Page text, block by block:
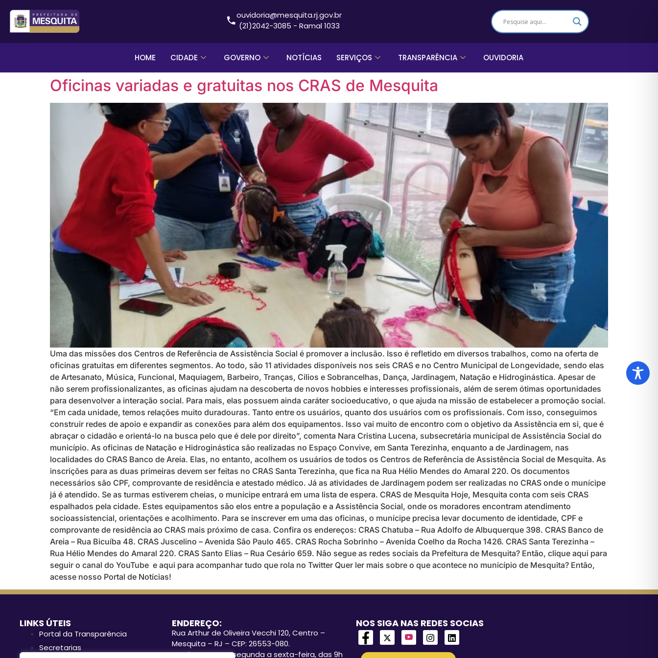
ouvidoria@mesquita.rj.gov.br
(21)2042-3085 - Ramal 1033
HOME CIDADE GOVERNO NOTÍCIAS SERVIÇOS TRANSPARÊNCIA OUVIDORIA
Oficinas variadas e gratuitas nos CRAS de Mesquita
Uma das missões dos Centros de Referência de Assistência Social é promover a inclusão. Isso é refletido em diversos trabalhos, como na oferta de
oficinas gratuitas em diferentes segmentos. Ao todo, são 11 atividades disponíveis nos seis CRAS e no Centro Municipal de Longevidade, sendo elas
de Artesanato, Música, Funcional, Maquiagem, Barbeiro, Tranças, Cílios e Sobrancelhas, Dança, Jardinagem, Natação e Hidroginástica. Apesar de
não serem profissionalizantes, as oficinas ajudam na descoberta de novos hobbies e interesses profissionais, além de serem ótimas oportunidades
para desenvolver a interação social. Para mais, elas possuem ainda caráter socioeducativo, o que ajuda na missão de estabelecer a promoção social.
“Em cada unidade, temos relações muito duradouras. Tanto entre os usuários, quanto dos usuários com os profissionais. Com isso, conseguimos
construir redes de apoio e expandir as conexões para além dos equipamentos. Isso vai muito de encontro com o objetivo da Assistência em si, que é
abraçar o cidadão e orientá-lo na busca pelo que é dele por direito”, comenta Nara Cristina Lucena, subsecretária municipal de Assistência Social do
município. As oficinas de Natação e Hidroginástica são realizadas no Espaço Convive, em Santa Terezinha, enquanto a de Jardinagem, nas
localidades do CRAS Banco de Areia. Elas, no entanto, acolhem os usuários de todos os Centros de Referência de Assistência Social de Mesquita. As
inscrições para as duas primeiras devem ser feitas no CRAS Santa Terezinha, que fica na Rua Hélio Mendes do Amaral 220. Os documentos
necessários são CPF, comprovante de residência e atestado médico. Já as atividades de Jardinagem podem ser realizadas no CRAS onde o munícipe
já é atendido. Se as turmas estiverem cheias, o munícipe entrará em uma lista de espera. CRAS de Mesquita Hoje, Mesquita conta com seis CRAS
espalhados pela cidade. Estes equipamentos são elos entre a população e a Assistência Social, onde os moradores encontram atendimento
socioassistencial, orientações e acolhimento. Para se inscrever em uma das oficinas, o munícipe precisa levar documento de identidade, CPF e
comprovante de residência ao CRAS mais próximo de casa. Confira os endereços: CRAS Chatuba – Rua Adolfo de Albuquerque 398. CRAS Banco de
Areia – Rua Bicuíba 48. CRAS Juscelino – Avenida São Paulo 465. CRAS Rocha Sobrinho – Avenida Coelho da Rocha 1426. CRAS Santa Terezinha –
Rua Hélio Mendes do Amaral 220. CRAS Santo Elias – Rua Cesário 659. Não segue as redes sociais da Prefeitura de Mesquita? Então, clique aqui para
seguir o canal do YouTube e aqui para acompanhar tudo que rola no Twitter Quer ler mais sobre o que acontece no município de Mesquita? Então,
acesse nosso Portal de Notícias!
LINKS ÚTEIS
Portal da Transparência
Secretarias
ENDEREÇO:
Rua Arthur de Oliveira Vecchi 120, Centro –
Mesquita – RJ – CEP: 26553-080.
Funcionamento: segunda a sexta-feira, das 9h
NOS SIGA NAS REDES SOCIAS